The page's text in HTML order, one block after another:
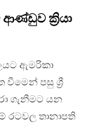
ක්‍රියා
ඇමරිකා
පසු ශ්‍රී
ගැනීමට යන
රටවල තානාපති